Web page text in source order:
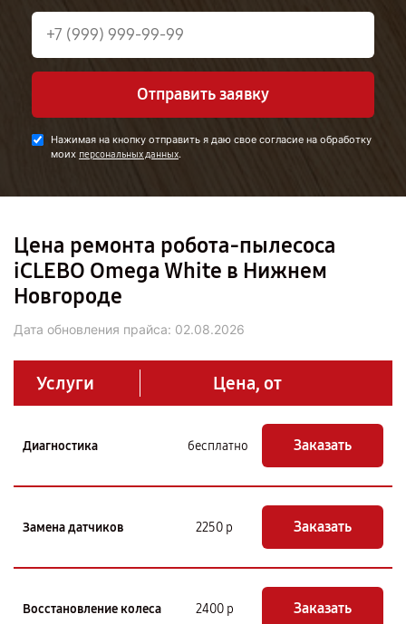
Отправить заявку
Нажимая на кнопку отправить я даю свое согласие на обработку
моих персональных данных.
Цена ремонта робота-пылесоса
iCLEBO Omega White в Нижнем
Новгороде
Дата обновления прайса: 02.08.2026
Услуги Цена, от
Диагностика бесплатно Заказать
Замена датчиков 2250 р Заказать
Восстановление колеса 2400 р Заказать